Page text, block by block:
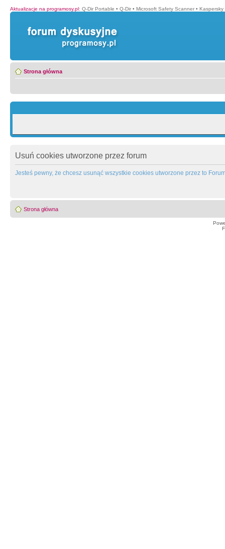
Aktualizacje na programosy.pl: Q-Dir Portable • Q-Dir • Microsoft Safety Scanner • Kaspersky
Strona główna
Usuń cookies utworzone przez forum
Jesteś pewny, że chcesz usunąć wszystkie cookies utworzone przez to
Strona główna